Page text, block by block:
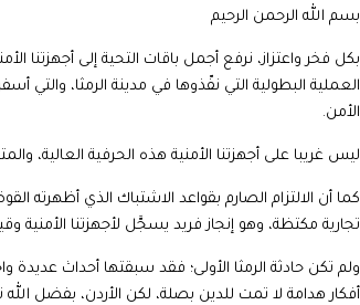
بسم الله الرحمن الرحيم
بكل فخر واعتزاز، نرفع أجمل باقات التحية إلى أجهزتنا
العملية البطولية التي نفّذوها في مدينة الرمثا،
الأمن.
ليس غريبا على أجهزتنا الأمنية هذه الحرفية العالية،
كما أن الالتزام الصارم بقواعد الاشتباك الذي أظهرته
تجارية مكتظة، وهو إنجاز فريد يسجَّل لأجهزتنا الأمنية
ولم تكن حادثة الرمثا الأولى؛ فقد سبقتها أحداث عديدة
أفكار هدامة لا تمت للدين بصلة، لكن الأردن، بفضل الله